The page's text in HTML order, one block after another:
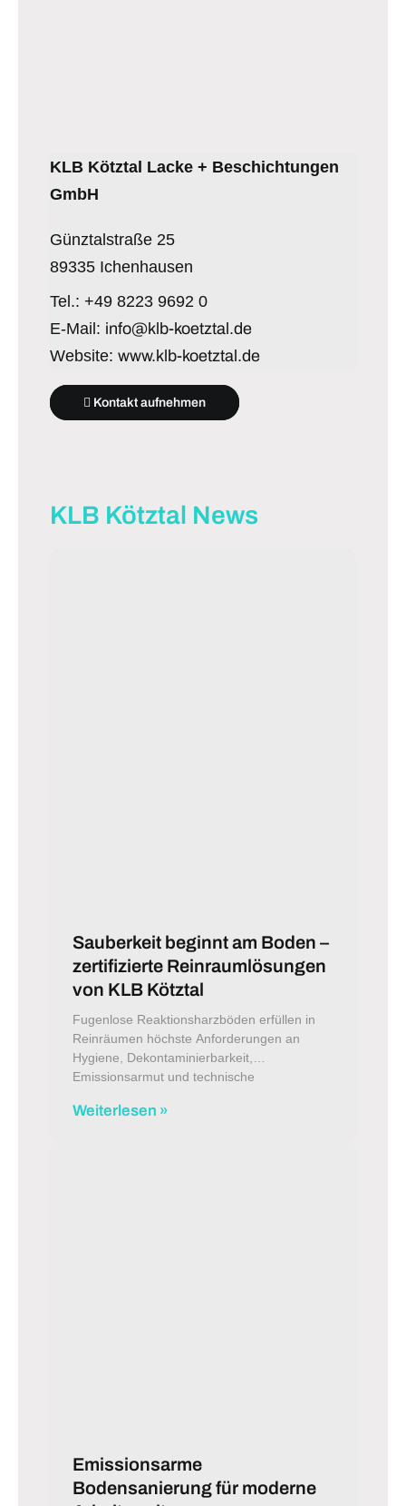
KLB Kötztal Lacke + Beschichtungen
GmbH
Günztalstraße 25
89335 Ichenhausen
Tel.: +49 8223 9692 0
E-Mail: info@klb-koetztal.de
Website: www.klb-koetztal.de
Kontakt aufnehmen
KLB Kötztal News
Sauberkeit beginnt am Boden –
zertifizierte Reinraumlösungen
von KLB Kötztal
Fugenlose Reaktionsharzböden erfüllen in
Reinräumen höchste Anforderungen an
Hygiene, Dekontaminierbarkeit,
Emissionsarmut und technische
Weiterlesen »
Emissionsarme
Bodensanierung für moderne